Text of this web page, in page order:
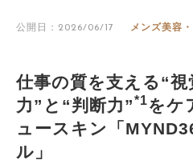
公開日：2026/06/17 メンズ美容
仕事の質を支える“視
力”と“判断力”*1をケ
ュースキン「
ル」